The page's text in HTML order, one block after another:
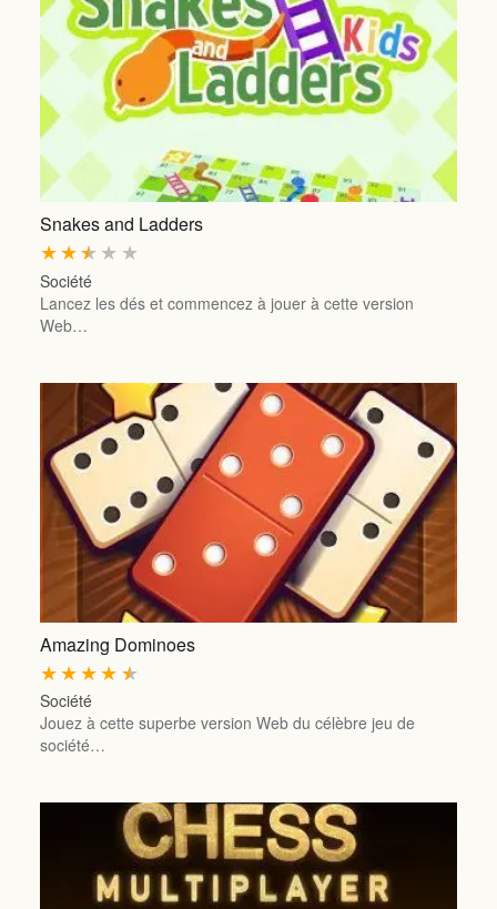
Snakes and Ladders
★
★
★
★
★
Société
Lancez les dés et commencez à jouer à cette version
Web…
Amazing Dominoes
★
★
★
★
★
Société
Jouez à cette superbe version Web du célèbre jeu de
société…